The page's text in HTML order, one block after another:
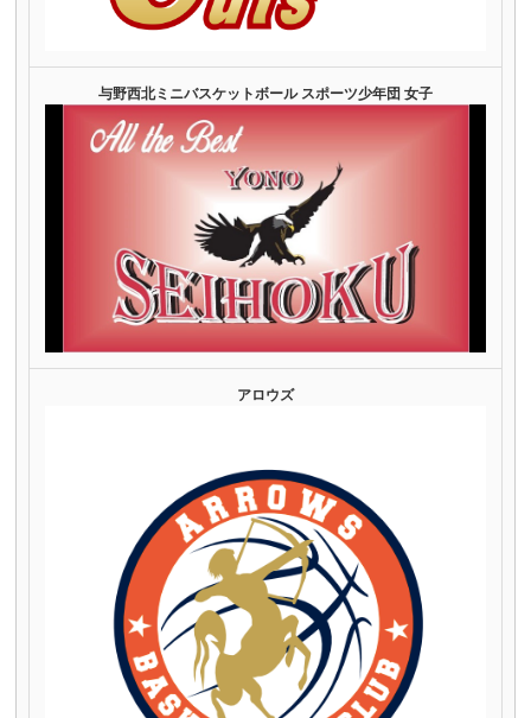
与野西北ミニバスケットボール スポーツ少年団 女子
アロウズ